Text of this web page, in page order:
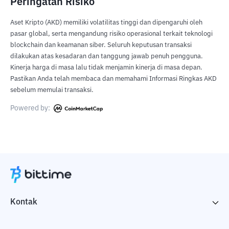
Peringatan Risiko
Aset Kripto (AKD) memiliki volatilitas tinggi dan dipengaruhi oleh
pasar global, serta mengandung risiko operasional terkait teknologi
blockchain dan keamanan siber. Seluruh keputusan transaksi
dilakukan atas kesadaran dan tanggung jawab penuh pengguna.
Kinerja harga di masa lalu tidak menjamin kinerja di masa depan.
Pastikan Anda telah membaca dan memahami Informasi Ringkas AKD
sebelum memulai transaksi.
Powered by:
Kontak